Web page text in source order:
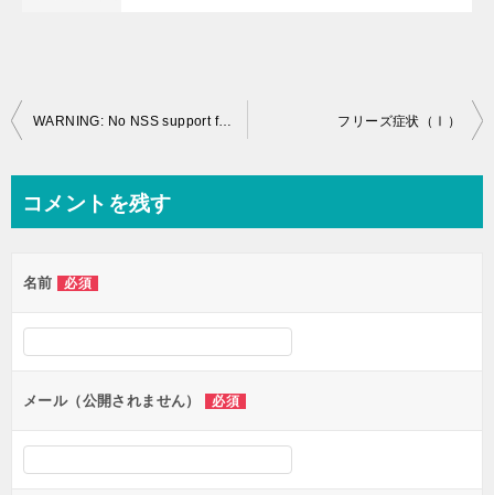
投
ビ
ー
シ
ン
WARNING: No NSS support for mDNS detected, consider installing nss-mdns! フリーズ症状（Ⅰ）
コメントを残す
名前 必須
メール（公開されません） 必須